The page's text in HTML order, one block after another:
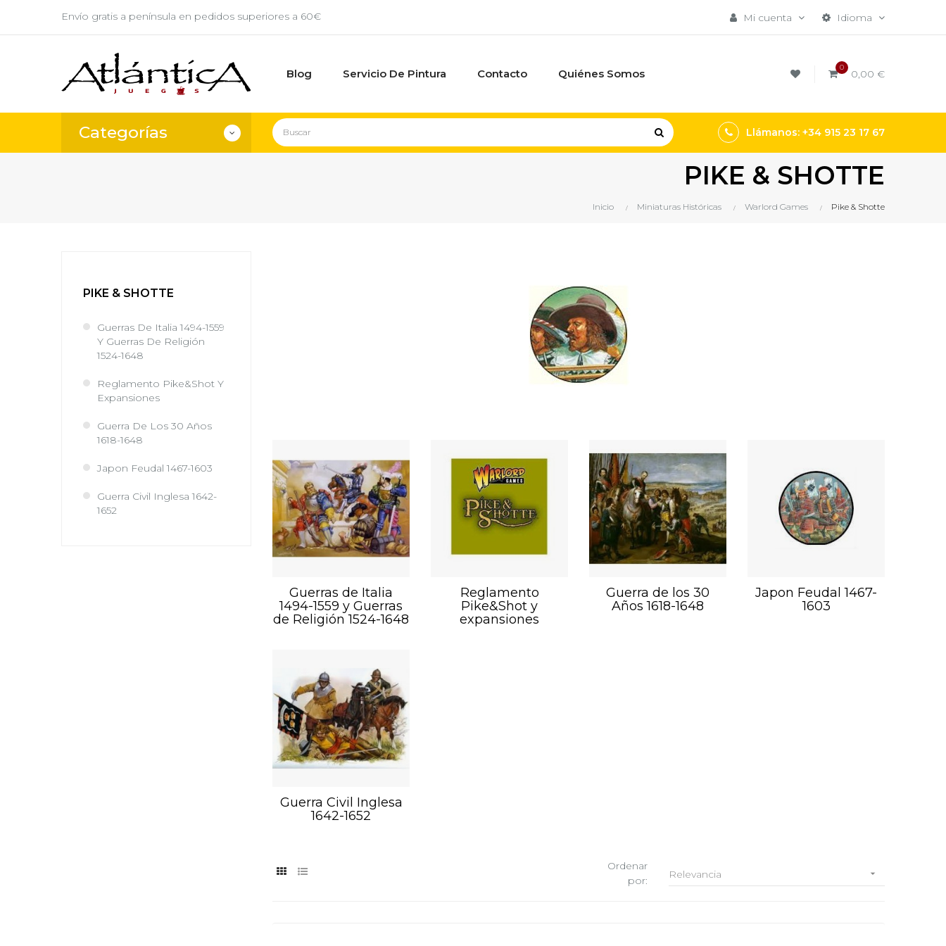
Envío gratis a península en pedidos superiores a 60€ Idioma
Mi cuenta
Blog Servicio De Pintura Contacto Quiénes Somos 0 0,00 €
Categorías Llámanos: +34 915 23 17 67
PIKE & SHOTTE
Inicio Miniaturas Históricas Warlord Games Pike & Shotte
PIKE & SHOTTE
Guerras De Italia 1494-1559
Y Guerras De Religión
1524-1648
Reglamento Pike&Shot Y
Expansiones
Guerra De Los 30 Años
1618-1648
Japon Feudal 1467-1603
Guerra Civil Inglesa 1642-
1652
Guerras de Italia
1494-1559 y Guerras
de Religión 1524-1648
Reglamento
Pike&Shot y
expansiones
Guerra de los 30
Años 1618-1648
Japon Feudal 1467-
1603
Guerra Civil Inglesa
1642-1652
Ordenar
por:
Relevancia 